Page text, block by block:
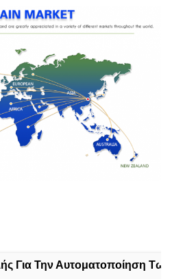
Για Την Αυτοματοποίηση